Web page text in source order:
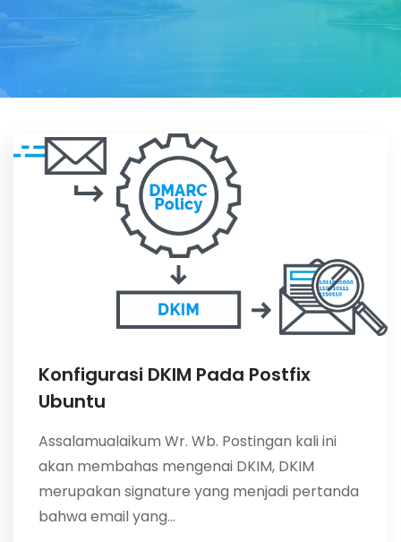
Disclaimer
Contact
About Me
Konfigurasi DKIM Pada Postfix
Ubuntu
Assalamualaikum Wr. Wb. Postingan kali ini
akan membahas mengenai DKIM, DKIM
merupakan signature yang menjadi pertanda
bahwa email yang...